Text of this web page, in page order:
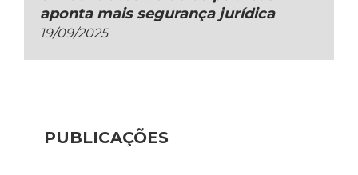
aponta mais segurança jurídica
19/09/2025
PUBLICAÇÕES